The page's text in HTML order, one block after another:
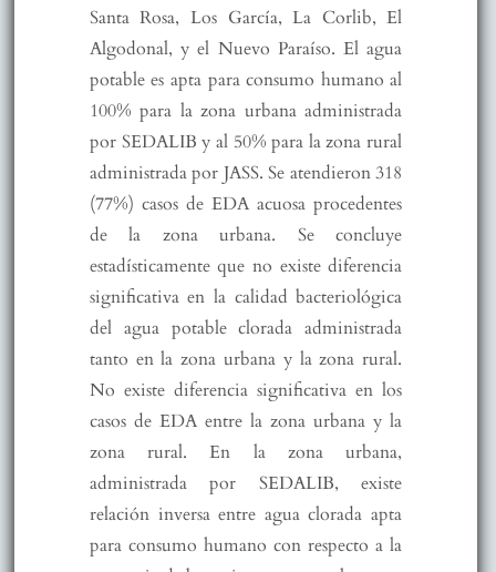
Santa Rosa, Los García, La Corlib, El
Algodonal, y el Nuevo Paraíso. El agua
potable es apta para consumo humano al
100% para la zona urbana administrada
por SEDALIB y al 50% para la zona rural
administrada por JASS. Se atendieron 318
(77%) casos de EDA acuosa procedentes
de la zona urbana. Se concluye
estadísticamente que no existe diferencia
significativa en la calidad bacteriológica
del agua potable clorada administrada
tanto en la zona urbana y la zona rural.
No existe diferencia significativa en los
casos de EDA entre la zona urbana y la
zona rural. En la zona urbana,
administrada por SEDALIB, existe
relación inversa entre agua clorada apta
para consumo humano con respecto a la